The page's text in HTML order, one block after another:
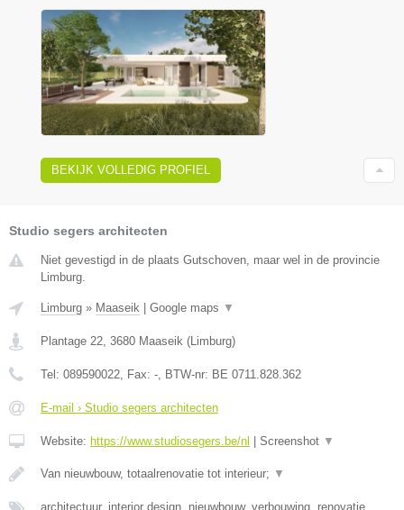
BEKIJK VOLLEDIG PROFIEL
Studio segers architecten
Niet gevestigd in de plaats Gutschoven, maar wel in de provincie
Limburg.
Limburg » Maaseik Google maps ▼
Plantage 22 3680 Maaseik ( Limburg)
Tel: 089590022 , Fax: - , BTW-nr: BE 0711.828.362
E-mail › Studio segers architecten
Website: https://www.studiosegers.be/nl Screenshot ▼
Van nieuwbouw, totaalrenovatie tot interieur; ▼
architectuur, interior design, nieuwbouw, verbouwing, renovatie,